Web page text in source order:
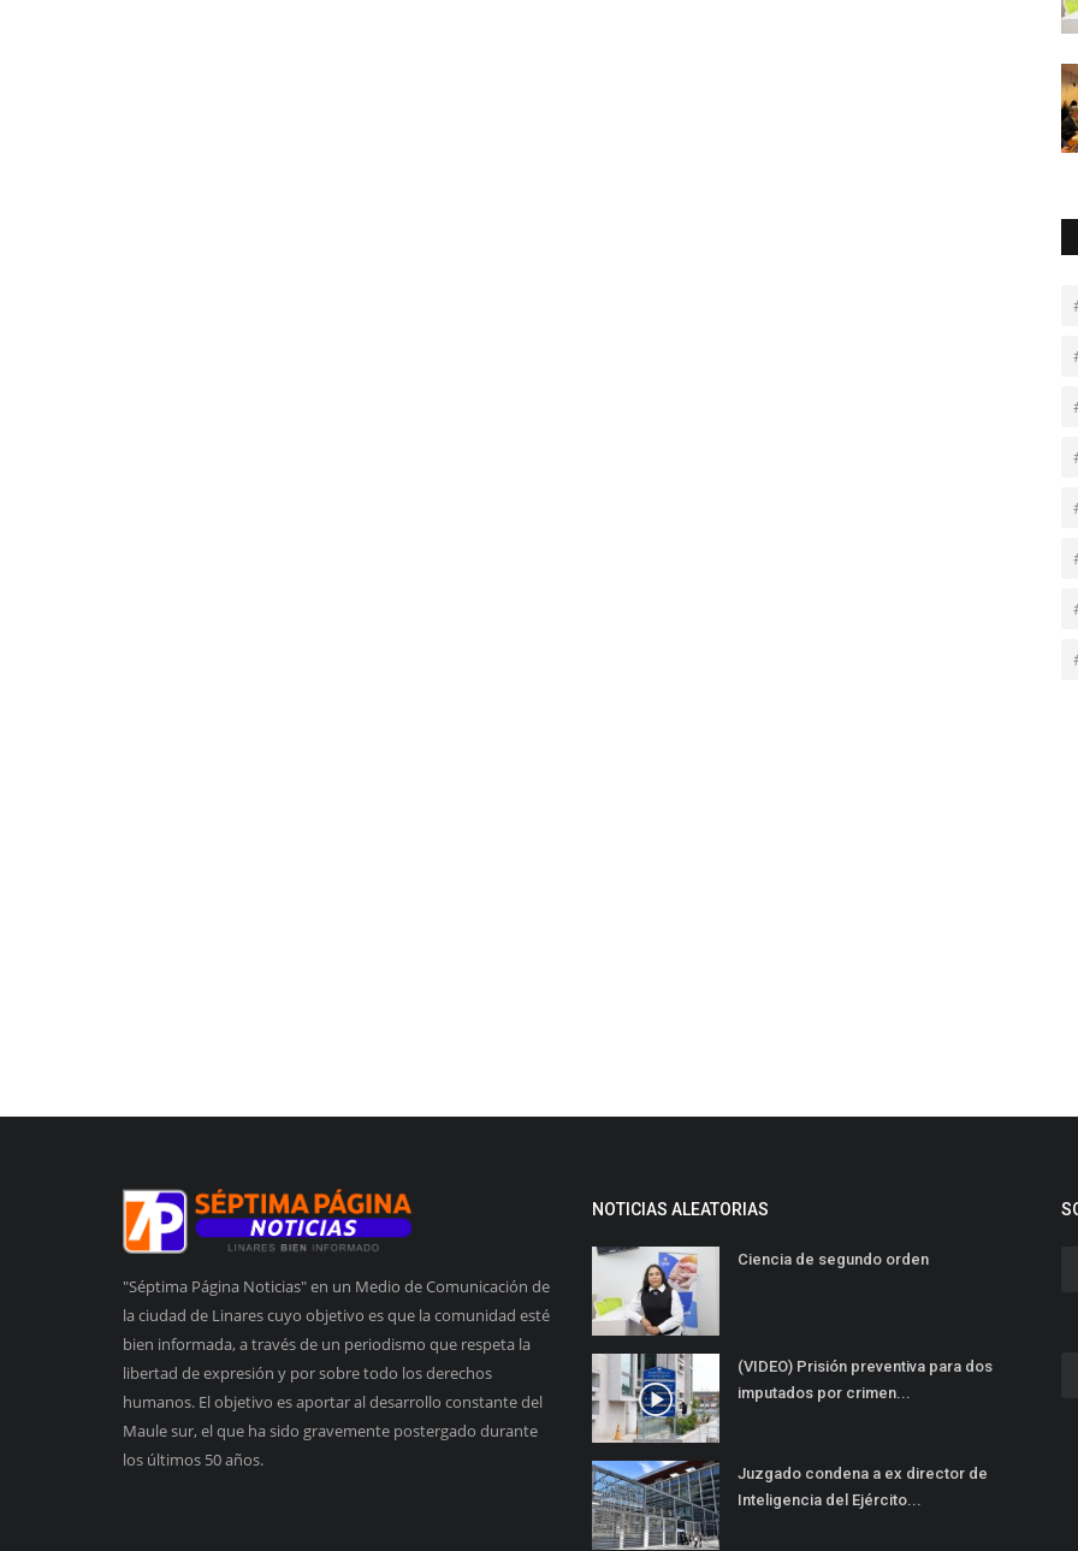
"Séptima Página Noticias" en un Medio de Comunicación de
la ciudad de Linares cuyo objetivo es que la comunidad esté
bien informada, a través de un periodismo que respeta la
libertad de expresión y por sobre todo los derechos
humanos. El objetivo es aportar al desarrollo constante del
Maule sur, el que ha sido gravemente postergado durante
los últimos 50 años.
NOTICIAS ALEATORIAS
Ciencia de segundo orden
(VIDEO) Prisión preventiva para dos
imputados por crimen...
Juzgado condena a ex director de
Inteligencia del Ejército...